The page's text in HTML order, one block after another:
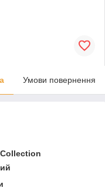
Умови повернення